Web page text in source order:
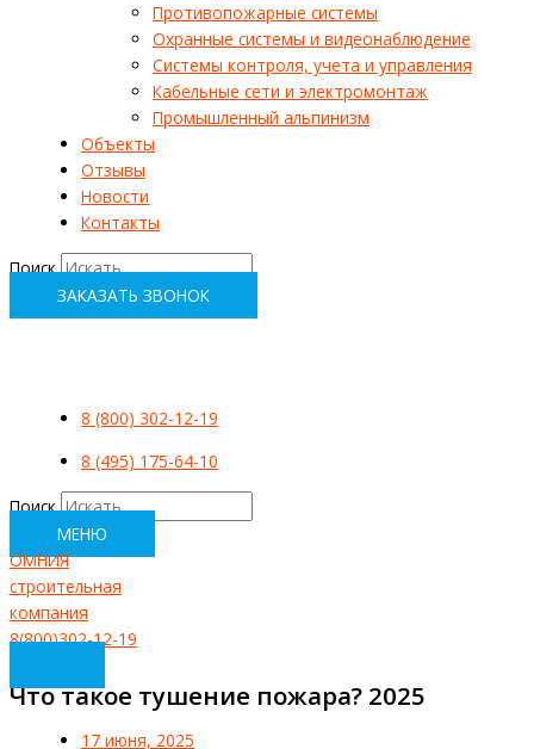
Противопожарные системы
Охранные системы и видеонаблюдение
Системы контроля, учета и управления
Кабельные сети и электромонтаж
Промышленный альпинизм
Объекты
Отзывы
Новости
Контакты
Поиск
ЗАКАЗАТЬ ЗВОНОК
8 (800) 302-12-19
8 (495) 175-64-10
Поиск
МЕНЮ
ОМНИЯ
строительная
компания
8(800)302-12-19
Что такое тушение пожара? 2025
17 июня, 2025